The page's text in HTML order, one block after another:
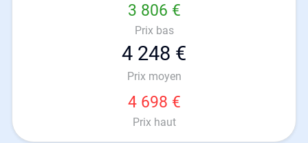
3 806 €
Prix bas
4 248 €
Prix moyen
4 698 €
Prix haut